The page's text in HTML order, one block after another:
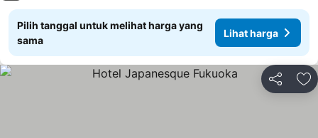
Pilih tanggal untuk melihat harga yang
sama
Lihat harga
Bagikan